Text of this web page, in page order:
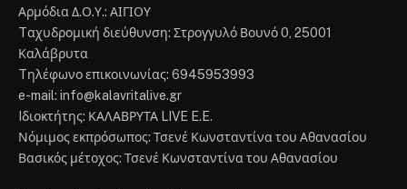
Αρμόδια Δ.Ο.Υ.: ΑΙΓΙΟΥ
Tαχυδρομική διεύθυνση: Στρογγυλό Βουνό 0, 25001
Καλάβρυτα
Tηλέφωνο επικοινωνίας: 6945953993
e-mail: info@kalavritalive.gr
Iδιοκτήτης: ΚΑΛΑΒΡΥΤΑ LIVE E.E.
Νόμιμος εκπρόσωπος: Τσενέ Κωνσταντίνα του Αθανασίου
Βασικός μέτοχος: Τσενέ Κωνσταντίνα του Αθανασίου